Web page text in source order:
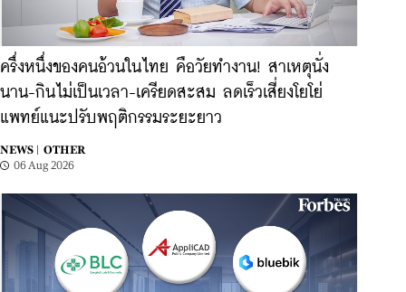
ครึ่งหนึ่งของคนอ้วนในไทย คือวัยทำงาน! สาเหตุนั่ง
นาน-กินไม่เป็นเวลา-เครียดสะสม ลดเร็วเสี่ยงโยโย่
แพทย์แนะปรับพฤติกรรมระยะยาว
NEWS |
OTHER
06 Aug 2026